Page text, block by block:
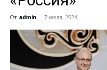
От admin - 7 июля, 2024